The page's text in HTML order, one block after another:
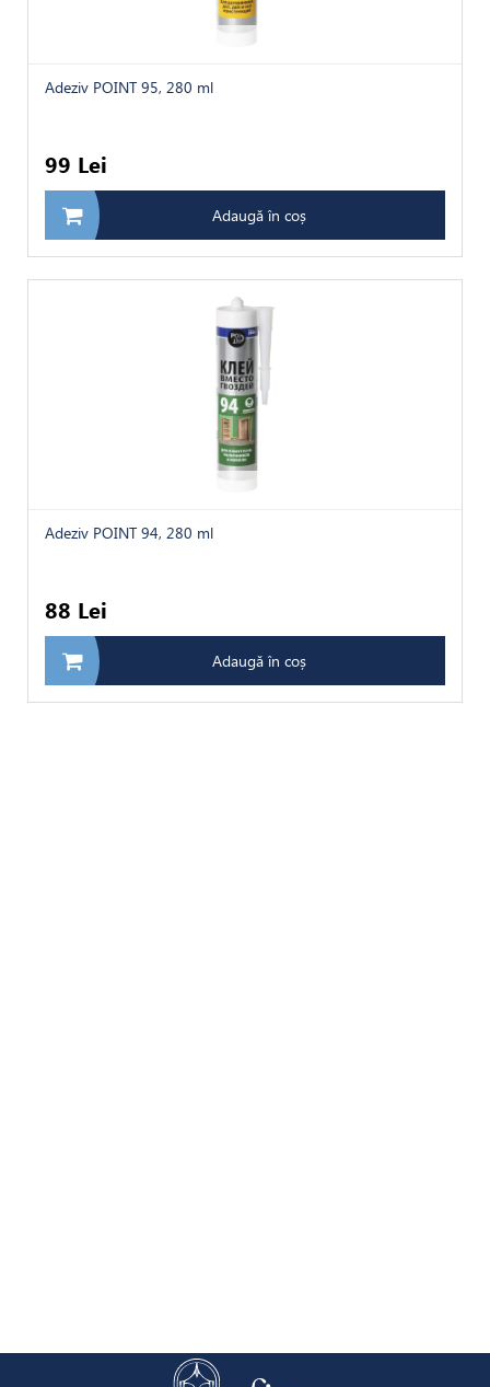
Adeziv POINT 95, 280 ml
99 Lei
Adaugă în coș
Adeziv POINT 94, 280 ml
88 Lei
Adaugă în coș